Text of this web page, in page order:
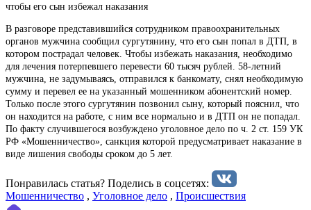
чтобы его сын избежал наказания
В разговоре представившийся сотрудником правоохранительных
органов мужчина сообщил сургутянину, что его сын попал в ДТП, в
котором пострадал человек. Чтобы избежать наказания, необходимо
для лечения потерпевшего перевести 60 тысяч рублей. 58-летний
мужчина, не задумываясь, отправился к банкомату, снял необходимую
сумму и перевел ее на указанный мошенником абонентский номер.
Только после этого сургутянин позвонил сыну, который пояснил, что
он находится на работе, с ним все нормально и в ДТП он не попадал.
По факту случившегося возбуждено уголовное дело по ч. 2 ст. 159 УК
РФ «Мошенничество», санкция которой предусматривает наказание в
виде лишения свободы сроком до 5 лет.
Понравилась статья? Поделиcь в соцсетях:
Мошенничество , Уголовное дело , Происшествия